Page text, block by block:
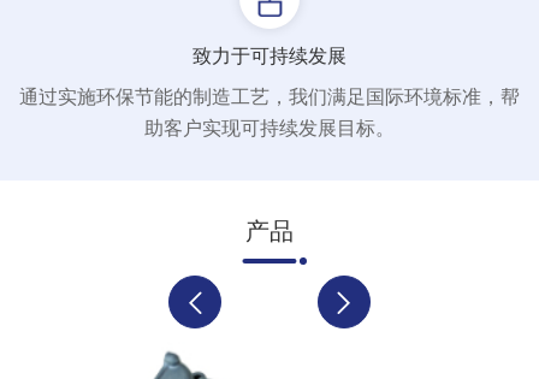
致力于可持续发展
通过实施环保节能的制造工艺，我们满足国际环境标准，帮
助客户实现可持续发展目标。
产品